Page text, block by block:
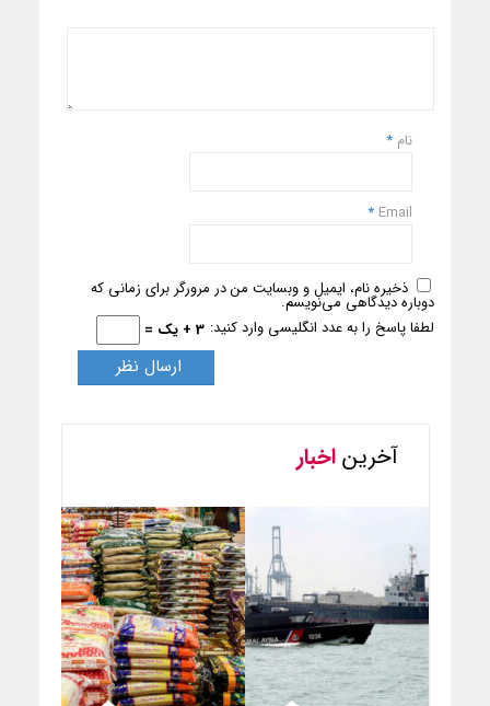
نام *
Email
*
ذخیره نام، ایمیل و وبسایت من در مرورگر برای زمانی که
دوباره دیدگاهی می‌نویسم.
لطفا پاسخ را به عدد انگلیسی وارد کنید: 3 + یک =
آخریناخبار